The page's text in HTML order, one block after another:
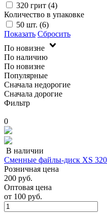
320 грит (4)
Количество в упаковке
50 шт. (6)
Показать Сбросить
По новизне
По наличию
По новизне
Популярные
Сначала недорогие
Сначала дорогие
Фильтр
0
В наличии
Сменные файлы-диск XS
Розничная цена
200 руб.
Оптовая цена
от 100 руб.